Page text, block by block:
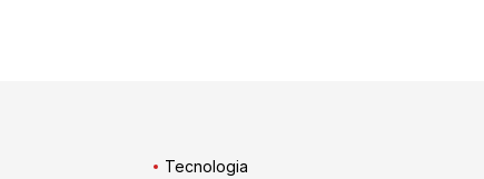
Tecnologia